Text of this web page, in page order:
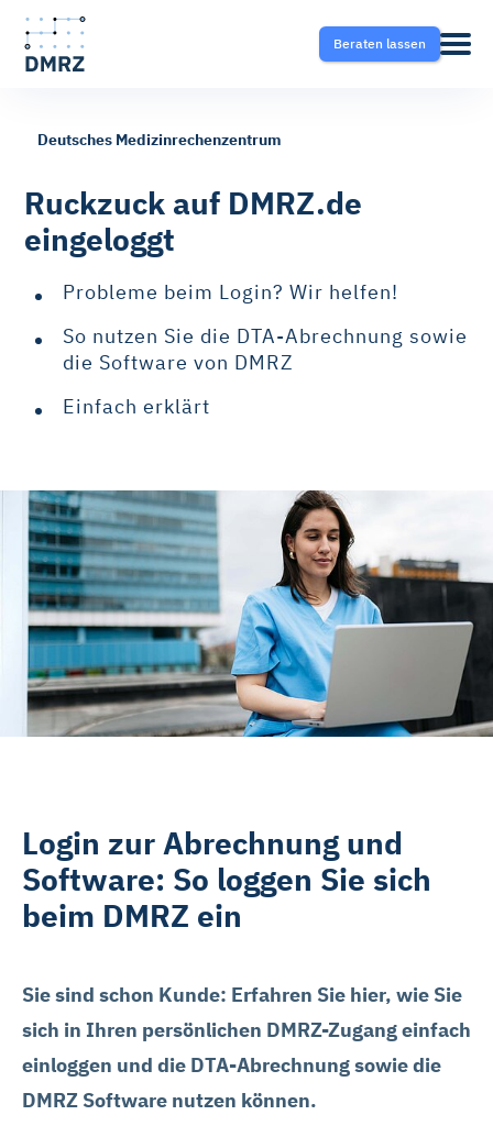
Beraten lassen
Krankentransport- und
Krankentransport-App
Fahrtvermittlung
Pflegesoftware
Pflege-App
Vorfinanzierung
Telematikinfrastruktur (TI)
Krankentransport
Rehasport & Funktionstraining
FAQ
Deutsches Medizinrechenzentrum
Ruckzuck auf DMRZ.de
eingeloggt
Probleme beim Login? Wir helfen!
So nutzen Sie die DTA-Abrechnung sowie
die Software von DMRZ
Einfach erklärt
Login zur Abrechnung und
Software: So loggen Sie sich
beim DMRZ ein
Sie sind schon Kunde: Erfahren Sie hier, wie Sie
sich in Ihren persönlichen DMRZ-Zugang einfach
einloggen und die DTA-Abrechnung sowie die
DMRZ Software nutzen können.